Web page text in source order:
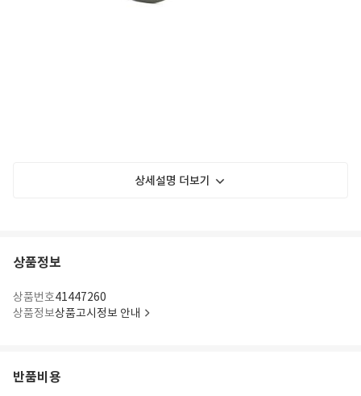
상세설명 더보기
상품정보
상품번호41447260
상품정보상품고시정보 안내
반품비용